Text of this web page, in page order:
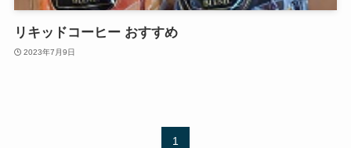
リキッドコーヒー おすすめ
2023年7月9日
1